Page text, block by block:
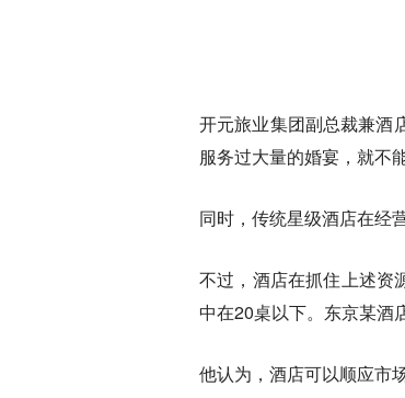
开元旅业集团副总裁兼酒
服务过大量的婚宴，就不
同时，传统星级酒店在经
不过，酒店在抓住上述资
中在20桌以下。东京某酒
他认为，酒店可以顺应市